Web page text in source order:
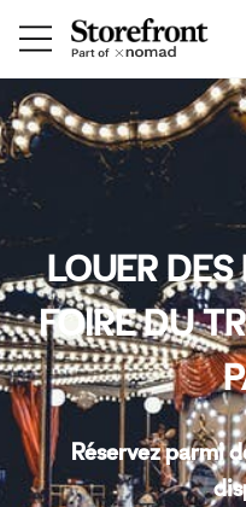
LOUER DES
FOIRE DU
Réservez parmi